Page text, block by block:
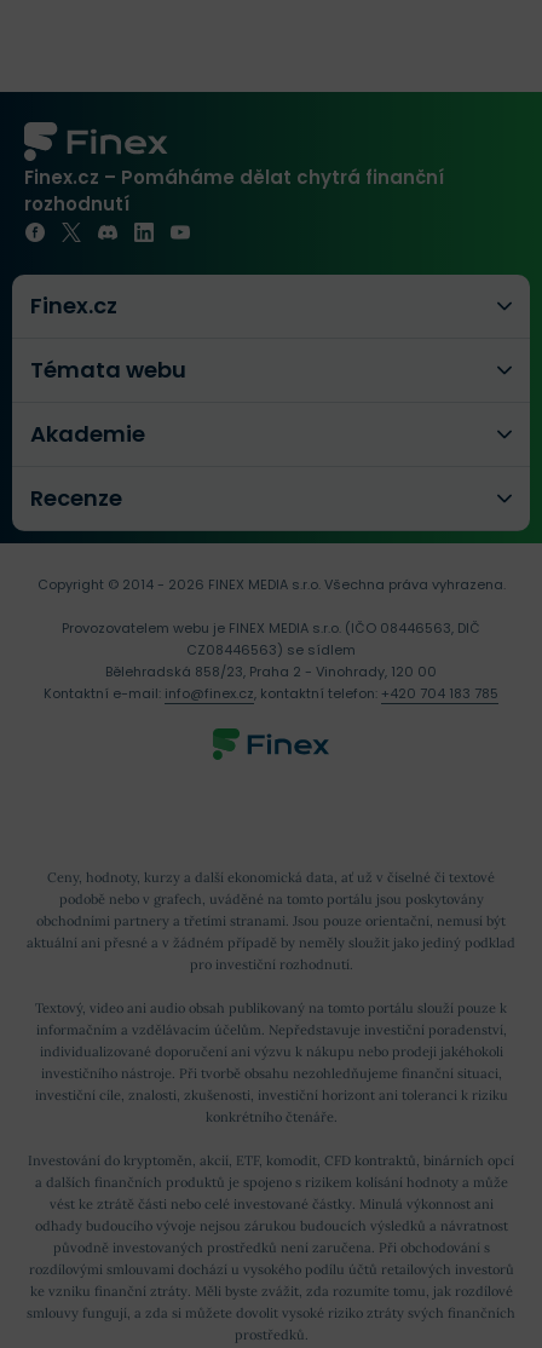
Finex.cz – Pomáháme dělat chytrá finanční
rozhodnutí
Finex.cz
Témata webu
Akademie
Recenze
Ceny, hodnoty, kurzy a další ekonomická data, ať už v číselné či textové
podobě nebo v grafech, uváděné na tomto portálu jsou poskytovány
obchodními partnery a třetími stranami. Jsou pouze orientační, nemusí být
aktuální ani přesné a v žádném případě by neměly sloužit jako jediný podklad
pro investiční rozhodnutí.
Textový, video ani audio obsah publikovaný na tomto portálu slouží pouze k
informačním a vzdělávacím účelům. Nepředstavuje investiční poradenství,
individualizované doporučení ani výzvu k nákupu nebo prodeji jakéhokoli
investičního nástroje. Při tvorbě obsahu nezohledňujeme finanční situaci,
investiční cíle, znalosti, zkušenosti, investiční horizont ani toleranci k riziku
konkrétního čtenáře.
Investování do kryptoměn, akcií, ETF, komodit, CFD kontraktů, binárních opcí
a dalších finančních produktů je spojeno s rizikem kolísání hodnoty a může
vést ke ztrátě části nebo celé investované částky. Minulá výkonnost ani
odhady budoucího vývoje nejsou zárukou budoucích výsledků a návratnost
původně investovaných prostředků není zaručena. Při obchodování s
rozdílovými smlouvami dochází u vysokého podílu účtů retailových investorů
ke vzniku finanční ztráty. Měli byste zvážit, zda rozumíte tomu, jak rozdílové
smlouvy fungují, a zda si můžete dovolit vysoké riziko ztráty svých finančních
prostředků.
Copyright © 2014 - 2026 FINEX MEDIA s.r.o.Všechna práva vyhrazena.
Provozovatelem webu je FINEX MEDIA s.r.o. (IČO 08446563, DIČ
CZ08446563) se sídlem
Bělehradská 858/23, Praha 2 - Vinohrady, 120 00
Kontaktní e-mail: info@finex.cz, kontaktní telefon: +420 704 183 785